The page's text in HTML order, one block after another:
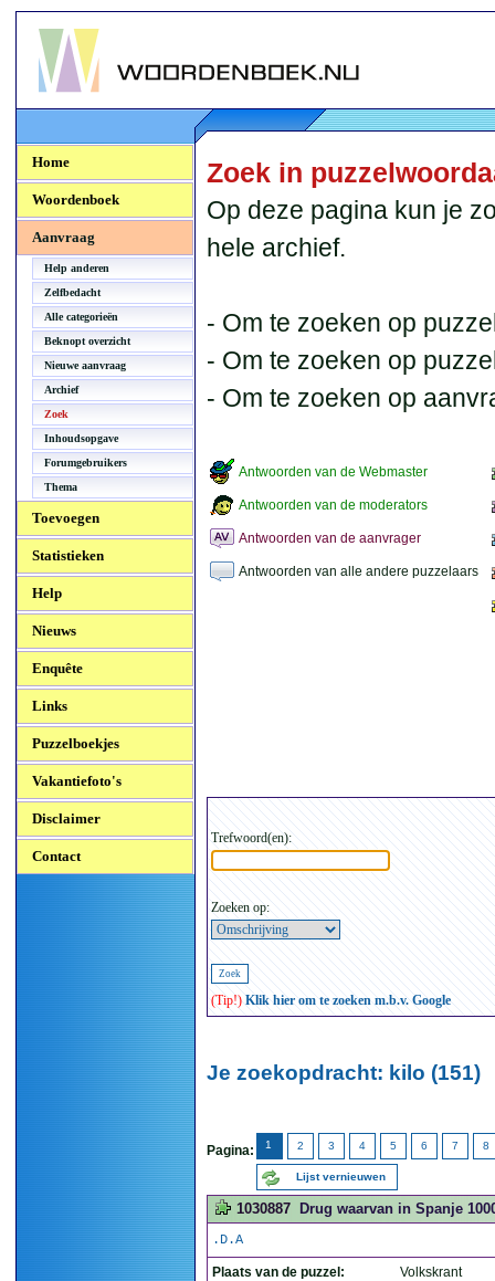
Woordenboek.NU
Home
Woordenboek
Aanvraag
Help anderen
Zelfbedacht
Alle categorieën
Beknopt overzicht
Nieuwe aanvraag
Archief
Zoek
Inhoudsopgave
Forumgebruikers
Thema
Toevoegen
Statistieken
Help
Nieuws
Enquête
Links
Puzzelboekjes
Vakantiefoto's
Disclaimer
Contact
Zoek in
Op deze pagina kun je
hele archief.
- Om te zoeken op
- Om te zoeken op
- Om te zoeken op
Antwoorden van de Webmaster
Antwoorden van de moderators
Antwoorden van de aanvrager
Antwoorden van alle andere puzzelaars
Trefwoord(en):
Zoeken op:
(Tip!) Klik hier om te zoeken m.b.v. Google
Je zoekopdracht: kilo (151)
Pagina: 1 2 3 4 5 6 7 8
Lijst vernieuwen
1030887 Drug waarvan in Spanje
.D.A
Plaats van de puzzel:
Volkskrant